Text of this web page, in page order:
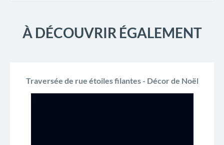
À DÉCOUVRIR ÉGALEMENT
Traversée de rue étoiles filantes - Décor de Noël